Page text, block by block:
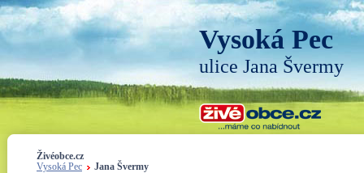
Vysoká Pec
ulice Jana Švermy
Živéobce.cz
Vysoká Pec
Jana Švermy